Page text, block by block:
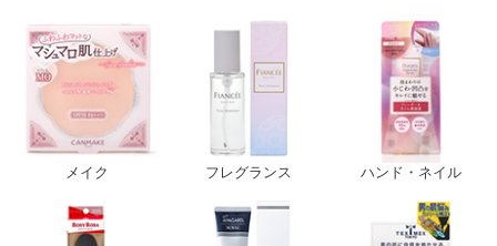
メイク フレグランス ハンド・ネイル